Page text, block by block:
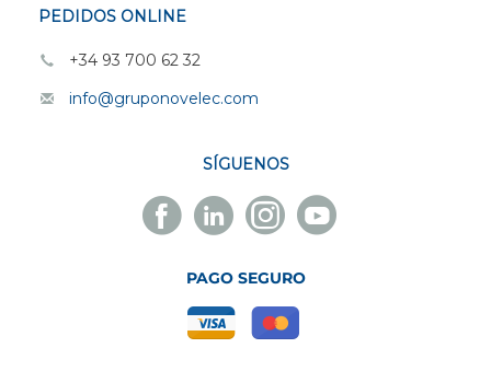
PEDIDOS ONLINE
+34 93 700 62 32
info@gruponovelec.com
SÍGUENOS
Facebook
Novelec
Linkedin
Novelec
Instagram
Novelec
Youtube
Novelec
PAGO SEGURO